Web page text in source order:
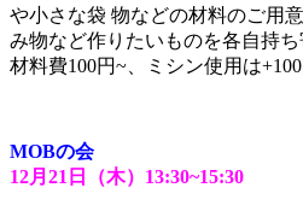
や小さな袋 物などの材料のご用
み物など作りたいものを各自持ち
材料費100円~、ミシン使用は+100
MOBの会
12月21日（木）13:30~15:30